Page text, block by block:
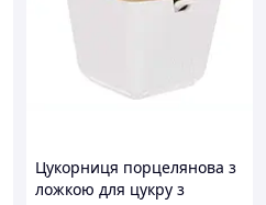
Цукорниця порцелянова з
ложкою для цукру з